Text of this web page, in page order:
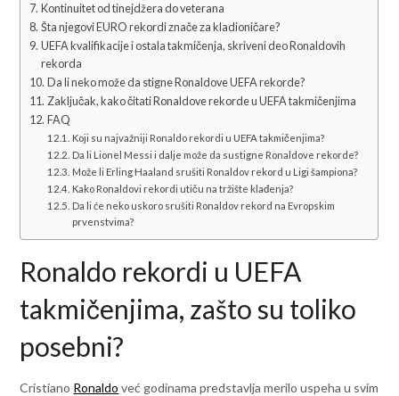
Kontinuitet od tinejdžera do veterana
Šta njegovi EURO rekordi znače za kladioničare?
UEFA kvalifikacije i ostala takmičenja, skriveni deo Ronaldovih
rekorda
Da li neko može da stigne Ronaldove UEFA rekorde?
Zaključak, kako čitati Ronaldove rekorde u UEFA takmičenjima
FAQ
Koji su najvažniji Ronaldo rekordi u UEFA takmičenjima?
Da li Lionel Messi i dalje može da sustigne Ronaldove rekorde?
Može li Erling Haaland srušiti Ronaldov rekord u Ligi šampiona?
Kako Ronaldovi rekordi utiču na tržište klađenja?
Da li će neko uskoro srušiti Ronaldov rekord na Evropskim
prvenstvima?
Ronaldo rekordi u UEFA
takmičenjima, zašto su toliko
posebni?
Cristiano Ronaldo već godinama predstavlja merilo uspeha u svim